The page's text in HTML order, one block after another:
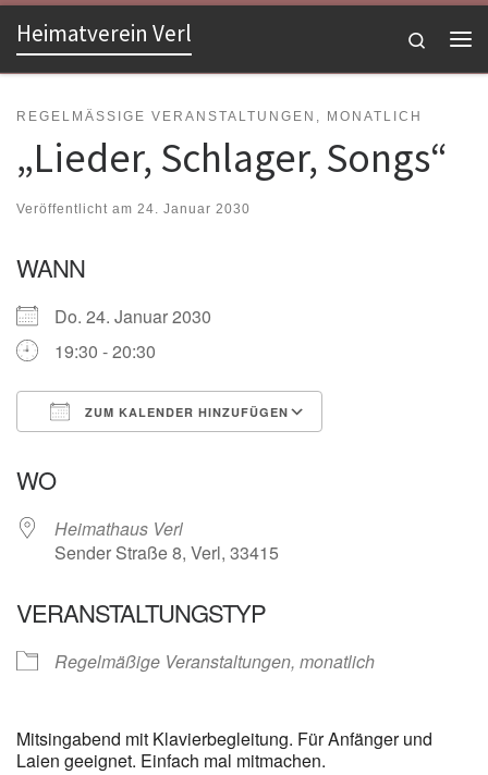
Zum Inhalt springen
Heimatverein Verl
Search
REGELMÄSSIGE VERANSTALTUNGEN, MONATLICH
„Lieder, Schlager, Songs“
Veröffentlicht am 24. Januar 2030
WANN
Do. 24. Januar 2030
19:30 - 20:30
ZUM KALENDER HINZUFÜGEN
WO
Heimathaus Verl
Sender Straße 8, Verl, 33415
VERANSTALTUNGSTYP
Regelmäßige Veranstaltungen, monatlich
Mitsingabend mit Klavierbegleitung. Für Anfänger und
Laien geeignet. Einfach mal mitmachen.